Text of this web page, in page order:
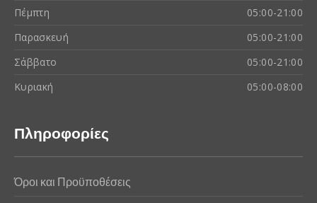
Πέμπτη
05:00-21:00
Παρασκευή
05:00-21:00
Σάββατο
05:00-21:00
Κυριακή
05:00-08:00
Πληροφορίες
Όροι και Προϋποθέσεις